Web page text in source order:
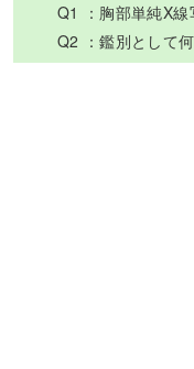
Q1 ：胸部単純X線
Q2 ：鑑別として